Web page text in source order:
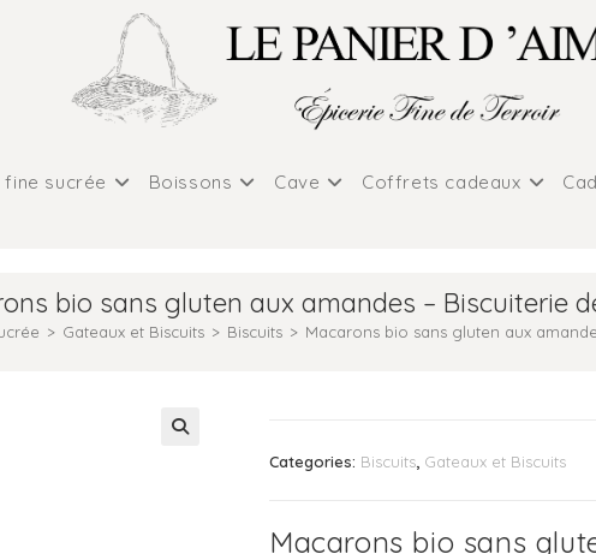
fine sucrée Boissons Cave Coffrets cadeaux
bio sans gluten aux amandes – Biscuiterie
> Gateaux et Biscuits > Biscuits > Macarons bio sans gluten aux
Categories: Biscuits Gateaux et Biscuits
Macarons bio sans